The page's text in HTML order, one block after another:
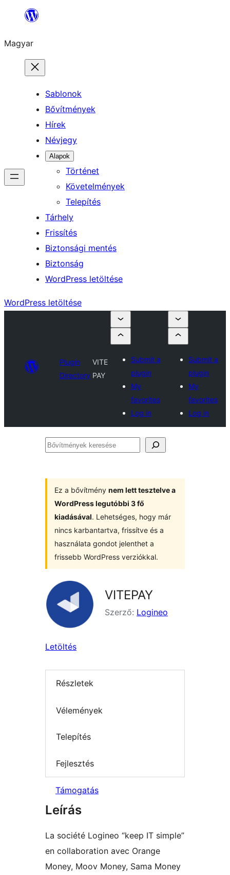
Ugrás
tartalomhoz
Magyar
Sablonok
Bővítmények
Hírek
Névjegy
Alapok
Történet
Követelmények
Telepítés
Tárhely
Frissítés
Biztonsági mentés
Biztonság
WordPress letöltése
WordPress letöltése
Plugin
Directory
VITE
PAY
Submit a
plugin
My
favorites
Log in
Submit a
plugin
My
favorites
Log in
Bővítmények
Ez a bővítmény nem lett tesztelve a
WordPress legutóbbi 3 fő
kiadásával. Lehetséges, hogy már
nincs karbantartva, frissítve és a
használata gondot jelenthet a
frissebb WordPress verziókkal.
VITEPAY
Szerző: Logineo
Letöltés
Részletek
Vélemények
Telepítés
Fejlesztés
Támogatás
Leírás
La société Logineo “keep IT simple”
en collaboration avec Orange
Money, Moov Money, Sama Money